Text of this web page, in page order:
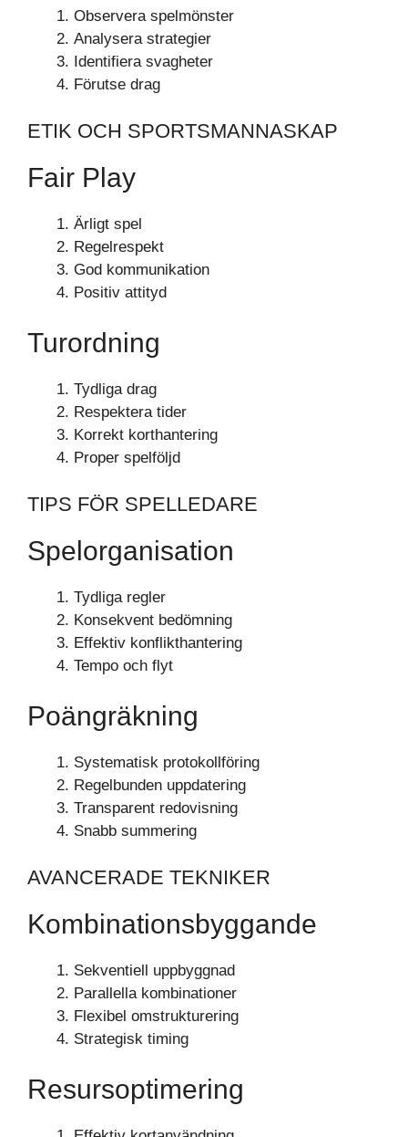
Observera spelmönster
Analysera strategier
Identifiera svagheter
Förutse drag
ETIK OCH SPORTSMANNASKAP
Fair Play
Ärligt spel
Regelrespekt
God kommunikation
Positiv attityd
Turordning
Tydliga drag
Respektera tider
Korrekt korthantering
Proper spelföljd
TIPS FÖR SPELLEDARE
Spelorganisation
Tydliga regler
Konsekvent bedömning
Effektiv konflikthantering
Tempo och flyt
Poängräkning
Systematisk protokollföring
Regelbunden uppdatering
Transparent redovisning
Snabb summering
AVANCERADE TEKNIKER
Kombinationsbyggande
Sekventiell uppbyggnad
Parallella kombinationer
Flexibel omstrukturering
Strategisk timing
Resursoptimering